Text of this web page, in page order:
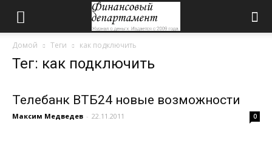
Домой Теги как подключить
Тег: как подключить
Телебанк ВТБ24 новые возможности
Максим Медведев - 22.11.2011 0